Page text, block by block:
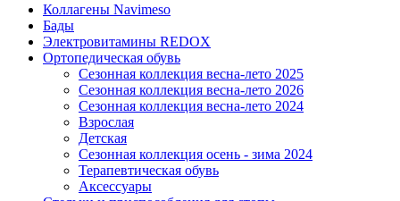
Коллагены Navimeso
Бады
Электровитамины REDOX
Ортопедическая обувь
Сезонная коллекция весна-лето 2025
Сезонная коллекция весна-лето 2026
Сезонная коллекция весна-лето 2024
Взрослая
Детская
Сезонная коллекция осень - зима 2024
Терапевтическая обувь
Аксессуары